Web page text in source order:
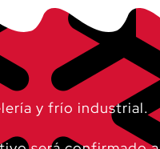
y frío industrial.